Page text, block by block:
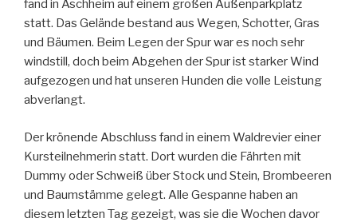
fand in Aschheim auf einem großen Außenparkplatz
statt. Das Gelände bestand aus Wegen, Schotter, Gras
und Bäumen. Beim Legen der Spur war es noch sehr
windstill, doch beim Abgehen der Spur ist starker Wind
aufgezogen und hat unseren Hunden die volle Leistung
abverlangt.
Der krönende Abschluss fand in einem Waldrevier einer
Kursteilnehmerin statt. Dort wurden die Fährten mit
Dummy oder Schweiß über Stock und Stein, Brombeeren
und Baumstämme gelegt. Alle Gespanne haben an
diesem letzten Tag gezeigt, was sie die Wochen davor